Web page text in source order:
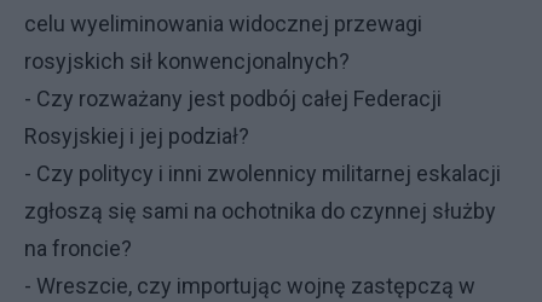
celu wyeliminowania widocznej przewagi
rosyjskich sił konwencjonalnych?
- Czy rozważany jest podbój całej Federacji
Rosyjskiej i jej podział?
- Czy politycy i inni zwolennicy militarnej eskalacji
zgłoszą się sami na ochotnika do czynnej służby
na froncie?
- Wreszcie, czy importując wojnę zastępczą w